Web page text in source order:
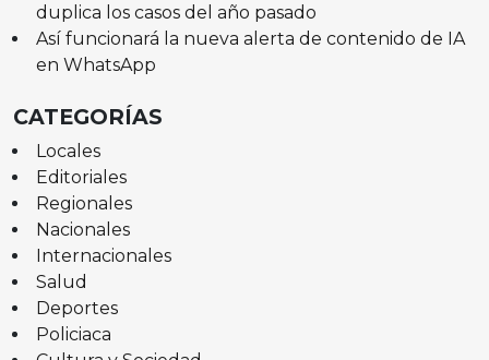
duplica los casos del año pasado
Así funcionará la nueva alerta de contenido de IA
en WhatsApp
CATEGORÍAS
Locales
Editoriales
Regionales
Nacionales
Internacionales
Salud
Deportes
Policiaca